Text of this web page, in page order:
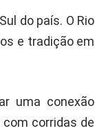
do país. O Rio
e tradição em
uma conexão
corridas de